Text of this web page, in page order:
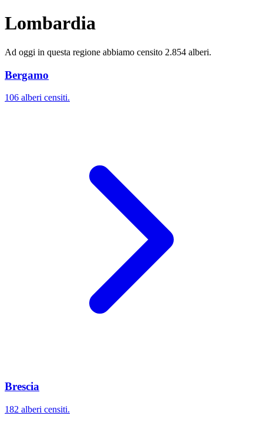
Lombardia
Ad oggi in questa regione abbiamo censito 2.854 alberi.
Bergamo
106 alberi censiti.
Brescia
182 alberi censiti.